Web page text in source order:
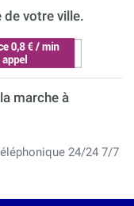
votre ville.
marche à
24/24 7/7